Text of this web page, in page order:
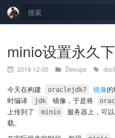
minio设置永久
2018-12-05 Devops
今天在构建 oraclejdk7 镜像
时编译
jdk 镜像，于是将
上传到了
minio 服务器上，可
载。